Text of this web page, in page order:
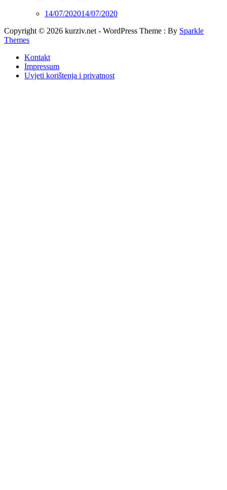
14/07/202014/07/2020
Copyright © 2026 kurziv.net - WordPress Theme : By Sparkle
Themes
Kontakt
Impressum
Uvjeti korištenja i privatnost